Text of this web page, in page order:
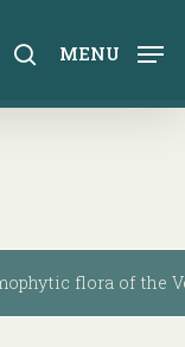
search
MENU
flora of the